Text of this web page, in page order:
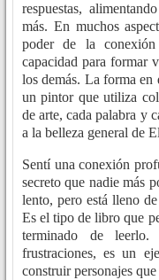
respuestas,
más. En muchos
poder de la
capacidad para formar
los demás. La forma en
un pintor que utiliza
de arte, cada palabra y
a la belleza general de
Sentí una conexión
secreto que nadie más
lento, pero está lleno
Es el tipo de libro que
terminado de
frustraciones, es un
construir personajes